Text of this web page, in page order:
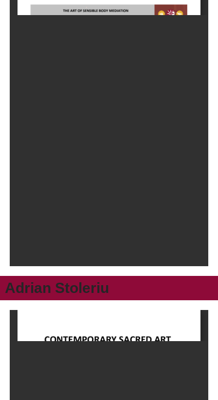
Adrian Stoleriu